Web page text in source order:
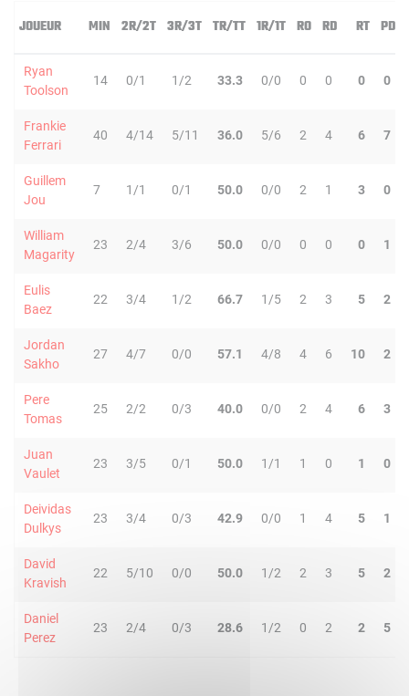
JOUEUR MIN 2R/2T 3R/3T TR/TT 1R/1T RO RD RT PD
Ryan
Toolson
14 0/1 1/2 33.3 0/0 0 0 0 0
Frankie
Ferrari
40 4/14 5/11 36.0 5/6 2 4 6 7
Guillem
Jou
7 1/1 0/1 50.0 0/0 2 1 3 0
William
Magarity
23 2/4 3/6 50.0 0/0 0 0 0 1
Eulis
Baez
22 3/4 1/2 66.7 1/5 2 3 5 2
Jordan
Sakho
27 4/7 0/0 57.1 4/8 4 6 10 2
Pere
Tomas
25 2/2 0/3 40.0 0/0 2 4 6 3
Juan
Vaulet
23 3/5 0/1 50.0 1/1 1 0 1 0
Deividas
Dulkys
23 3/4 0/3 42.9 0/0 1 4 5 1
David
Kravish
22 5/10 0/0 50.0 1/2 2 3 5 2
Daniel
Perez
23 2/4 0/3 28.6 1/2 0 2 2 5